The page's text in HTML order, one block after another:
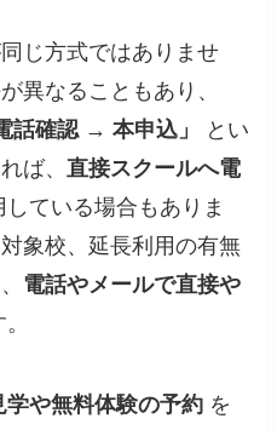
じ方式ではありませ
異なることもあり、
話確認 → 本申込」
とい
ば、直接スクールへ電
している場合もありま
象校、延長利用の有無
電話やメールで直接や
学や無料体験の予約 を